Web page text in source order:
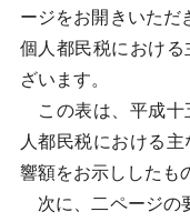
ージをお開きいただ
個人都民税におけ
ざいます。
この表は、平成十
人都民税における
響額をお示ししたも
次に、二ページの